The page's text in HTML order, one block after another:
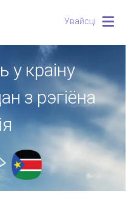
Увайсці
у краіну
з рэгіёна